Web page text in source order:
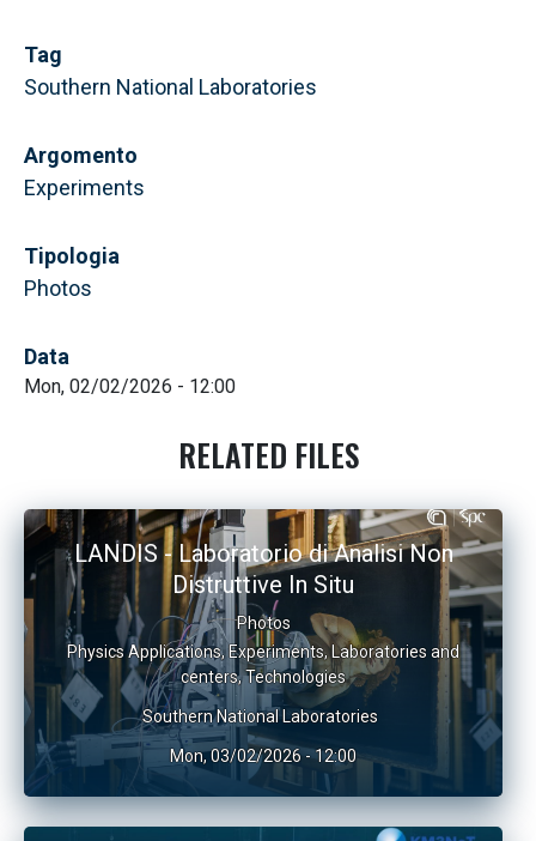
Tag
Southern National Laboratories
Argomento
Experiments
Tipologia
Photos
Data
Mon, 02/02/2026 - 12:00
RELATED FILES
LANDIS - Laboratorio di Analisi Non
Distruttive In Situ
Photos
Physics Applications, Experiments, Laboratories and
centers,Technologies
Southern National Laboratories
Mon, 03/02/2026 - 12:00